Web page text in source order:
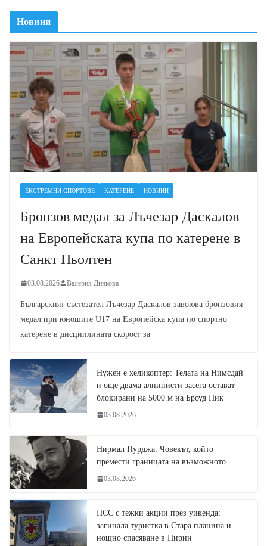
Новини
ЕКСТРЕМНИ СПОРТОВЕ КАТЕРЕНЕ НОВИНИ
Бронзов медал за Лъчезар Даскалов
на Европейската купа по катерене в
Санкт Пьолтен
03.08.2026 Валерия Динкова
Българският състезател Лъчезар Даскалов завоюва бронзовия
медал при юношите U17 на Европейска купа по спортно
катерене в дисциплината скорост за
Нужен е хеликоптер: Телата на Нимсдай
и още двама алпинисти засега остават
блокирани на 5000 м на Броуд Пик
03.08.2026
Нирмал Пурджа: Човекът, който
премести границата на възможното
03.08.2026
ПСС с тежки акции през уикенда:
загинала туристка в Стара планина и
нощно спасяване в Пирин